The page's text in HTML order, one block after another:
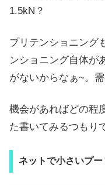
1.5kN？
プリテンショニング
ンショニング自体が
がないからなぁ~。
機会があればどの程
た書いてみるつもり
ネットで小さいプー